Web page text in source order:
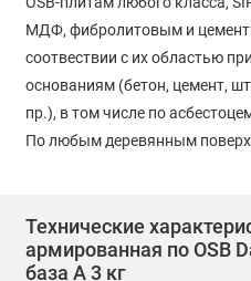
МДФ, фибролитовым и
соотвествии с их областью
основаниям (бетон, цемент,
пр.), в том числе по
По любым деревянным
атмосферных воздействий,
механических воздействий,
Технические
армированная по OSB
база А 3 кг